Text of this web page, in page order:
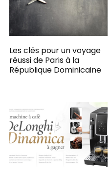
Les clés pour un voyage
réussi de Paris à la
République Dominicaine